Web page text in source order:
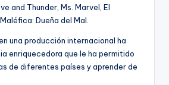
and Thunder, Ms. Marvel, El
Dueña del Mal.
una producción internacional ha
enriquecedora que le ha permitido
de diferentes países y aprender de